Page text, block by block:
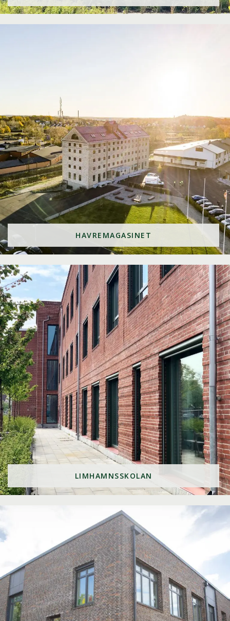
HAVREMAGASINET
LIMHAMNSSKOLAN